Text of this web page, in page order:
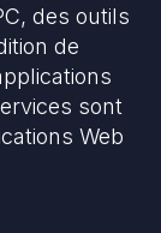
des outils
de
sont
Web